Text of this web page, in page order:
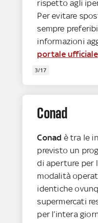
rispetto agli
Per evitare
sempre
informazioni
portale ufficiale
3/17
Conad
Conad è tra le
previsto un
di aperture per
modalità
identiche
supermercati
per l’intera